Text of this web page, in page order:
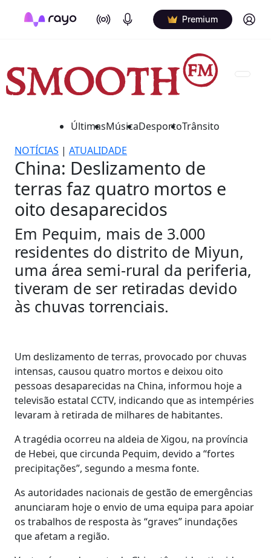
On Air Podcasts Premium Log in
ÚltimasMúsicaDesportoTrânsito
NOTÍCIAS | ATUALIDADE
China: Deslizamento de
terras faz quatro mortos e
oito desaparecidos
Em Pequim, mais de 3.000
residentes do distrito de Miyun,
uma área semi-rural da periferia,
tiveram de ser retiradas devido
às chuvas torrenciais.
Um deslizamento de terras, provocado por chuvas
intensas, causou quatro mortos e deixou oito
pessoas desaparecidas na China, informou hoje a
televisão estatal CCTV, indicando que as intempéries
levaram à retirada de milhares de habitantes.
A tragédia ocorreu na aldeia de Xigou, na província
de Hebei, que circunda Pequim, devido a “fortes
precipitações”, segundo a mesma fonte.
As autoridades nacionais de gestão de emergências
anunciaram hoje o envio de uma equipa para apoiar
os trabalhos de resposta às “graves” inundações
que afetam a região.